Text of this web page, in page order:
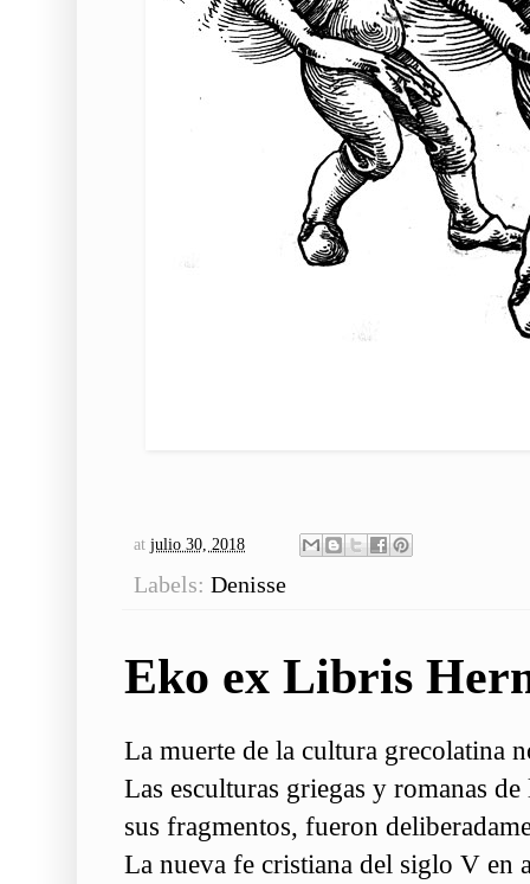
at julio 30, 2018
Labels: Denisse
Eko ex Libris
La muerte de la cultura grecolatina
Las esculturas griegas y romanas
sus fragmentos, fueron
La nueva fe cristiana del siglo V en